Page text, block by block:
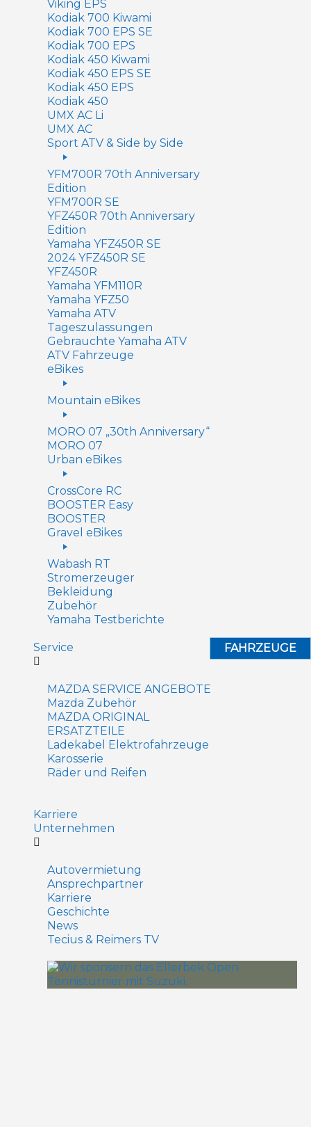
Viking EPS
Kodiak 700 Kiwami
Kodiak 700 EPS SE
Kodiak 700 EPS
Kodiak 450 Kiwami
Kodiak 450 EPS SE
Kodiak 450 EPS
Kodiak 450
UMX AC Li
UMX AC
Sport ATV & Side by Side
YFM700R 70th Anniversary
Edition
YFM700R SE
YFZ450R 70th Anniversary
Edition
Yamaha YFZ450R SE
2024 YFZ450R SE
YFZ450R
Yamaha YFM110R
Yamaha YFZ50
Yamaha ATV
Tageszulassungen
Gebrauchte Yamaha ATV
ATV Fahrzeuge
eBikes
Mountain eBikes
MORO 07 „30th Anniversary“
MORO 07
Urban eBikes
CrossCore RC
BOOSTER Easy
BOOSTER
Gravel eBikes
Wabash RT
Stromerzeuger
Bekleidung
Zubehör
Yamaha Testberichte
FAHRZEUGE
Service
MAZDA SERVICE ANGEBOTE
Mazda Zubehör
MAZDA ORIGINAL
ERSATZTEILE
Ladekabel Elektrofahrzeuge
Karosserie
Räder und Reifen
Karriere
Unternehmen
Autovermietung
Ansprechpartner
Karriere
Geschichte
News
Tecius & Reimers TV